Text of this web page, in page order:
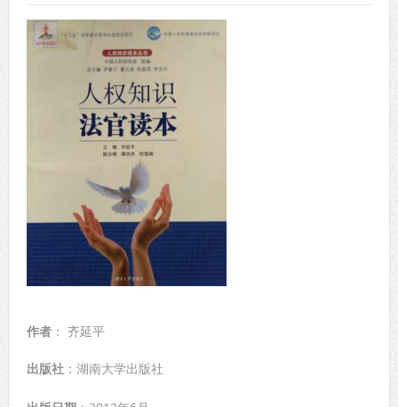
作者： 齐延平
出版社：湖南大学出版社